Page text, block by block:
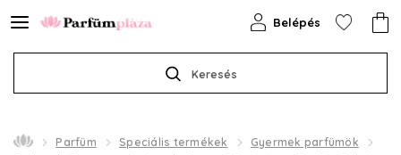
Keresés
Belépés
Parfüm Speciális termékek
Gyermek parfümök